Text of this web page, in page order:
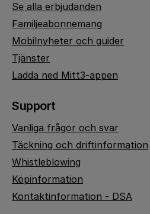
Se alla erbjudanden
Familjeabonnemang
Mobilnyheter och guider
Tjänster
Ladda ned Mitt3-appen
Support
Vanliga frågor och svar
Täckning och driftinformation
Whistleblowing
Köpinformation
Kontaktinformation - DSA